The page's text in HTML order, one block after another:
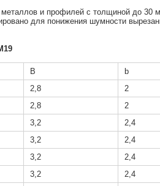
металлов и профилей с толщиной до
для понижения шумности
B b
2,8 2
2,8 2
3,2 2,4
3,2 2,4
3,2 2,4
3,2 2,4